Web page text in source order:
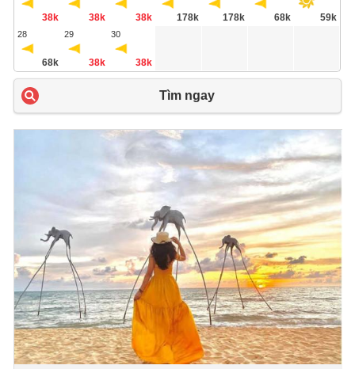
38k 38k 38k 178k 178k 68k 59k
28
68k
29
38k
30
38k
Tìm ngay